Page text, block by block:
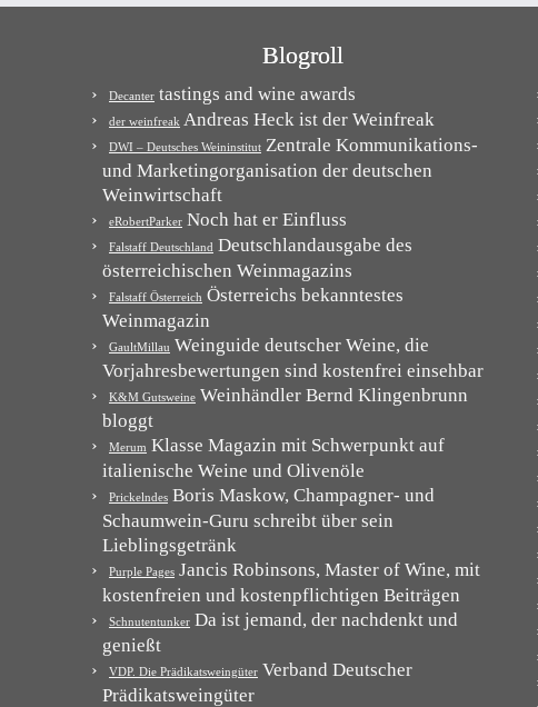
Blogroll
Decanter tastings and wine awards
der weinfreak Andreas Heck ist der Weinfreak
DWI – Deutsches Weininstitut Zentrale Kommunikations-
und Marketingorganisation der deutschen
Weinwirtschaft
eRobertParker Noch hat er Einfluss
Falstaff Deutschland Deutschlandausgabe des
österreichischen Weinmagazins
Falstaff Österreich Österreichs bekanntestes
Weinmagazin
GaultMillau Weinguide deutscher Weine, die
Vorjahresbewertungen sind kostenfrei einsehbar
K&M Gutsweine Weinhändler Bernd Klingenbrunn
bloggt
Merum Klasse Magazin mit Schwerpunkt auf
italienische Weine und Olivenöle
Prickelndes Boris Maskow, Champagner- und
Schaumwein-Guru schreibt über sein
Lieblingsgetränk
Purple Pages Jancis Robinsons, Master of Wine, mit
kostenfreien und kostenpflichtigen Beiträgen
Schnutentunker Da ist jemand, der nachdenkt und
genießt
VDP. Die Prädikatsweingüter Verband Deutscher
Prädikatsweingüter